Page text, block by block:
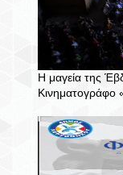
Η μαγεία της
Κινηματογράφο